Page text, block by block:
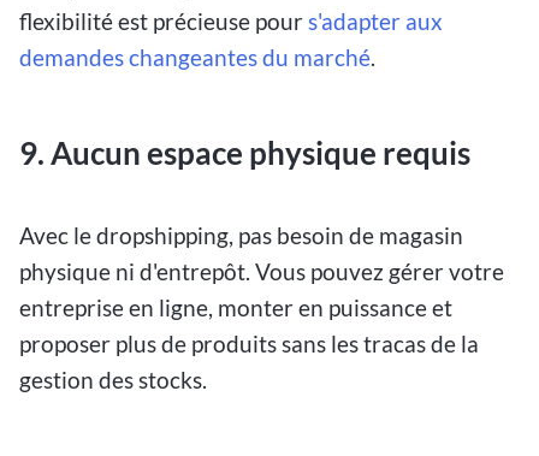
flexibilité est précieuse pours'adapter aux
demandes changeantes du marché.
9. Aucun espace physique requis
Avec le dropshipping, pas besoin de magasin
physique ni d'entrepôt. Vous pouvez gérer votre
entreprise en ligne, monter en puissance et
proposer plus de produits sans les tracas de la
gestion des stocks.